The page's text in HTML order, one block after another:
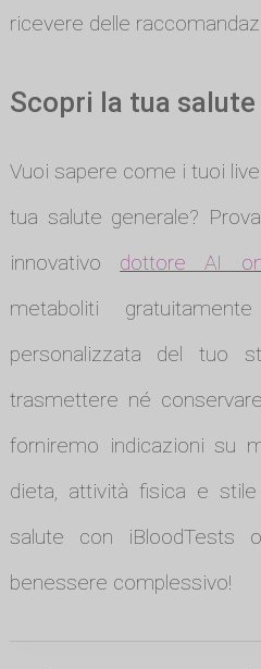
ricevere delle
Scopri la tua
Vuoi sapere come i tuoi
tua salute generale? Prova
innovativo dottore AI
metaboliti
personalizzata del tuo
trasmettere né
forniremo indicazioni su
dieta, attività fisica e
salute con iBloodTests
benessere complessivo!